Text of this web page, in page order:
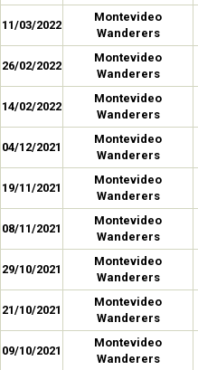
11/03/2022
Montevideo
Wanderers
26/02/2022
Montevideo
Wanderers
14/02/2022
Montevideo
Wanderers
04/12/2021
Montevideo
Wanderers
19/11/2021
Montevideo
Wanderers
08/11/2021
Montevideo
Wanderers
29/10/2021
Montevideo
Wanderers
21/10/2021
Montevideo
Wanderers
09/10/2021
Montevideo
Wanderers